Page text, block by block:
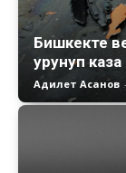
Бишкекте
урунуп
Адилет Асанов -